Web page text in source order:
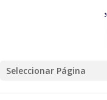
Seleccionar Página